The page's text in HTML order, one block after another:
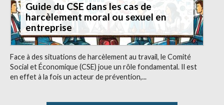
Guide du CSE dans les cas de
harcèlement moral ou sexuel en
entreprise
Face à des situations de harcèlement au travail, le Comité
Social et Économique (CSE) joue un rôle fondamental. Il est
en effet à la fois un acteur de prévention,...